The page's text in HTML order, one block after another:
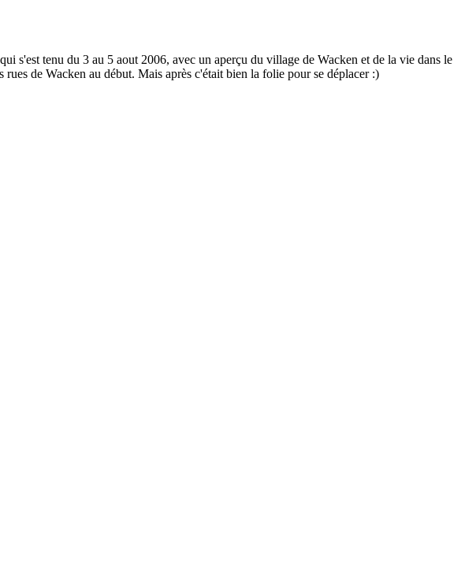
s'est tenu du 3 au 5 aout 2006, avec un aperçu du village de Wacken et de la vie dans le
de Wacken au début. Mais après c'était bien la folie pour se déplacer :)